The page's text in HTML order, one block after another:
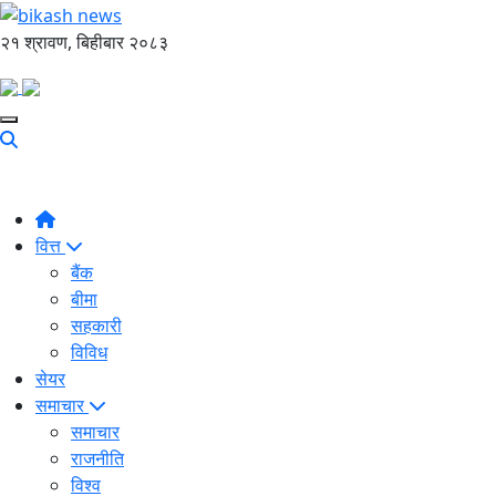
२१ श्रावण, बिहीबार २०८३
वित्त
बैंक
बीमा
सहकारी
विविध
सेयर
समाचार
समाचार
राजनीति
विश्व